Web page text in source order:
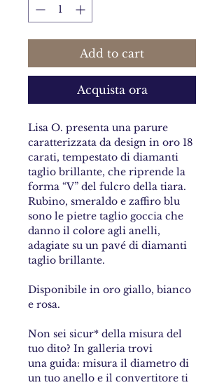
Add to cart
Acquista ora
Lisa O. presenta una parure
caratterizzata da design in oro 18
carati, tempestato di diamanti
taglio brillante, che riprende la
forma “V” del fulcro della tiara.
Rubino, smeraldo e zaffiro blu
sono le pietre taglio goccia che
danno il colore agli anelli,
adagiate su un pavé di diamanti
taglio brillante.
Disponibile in oro giallo, bianco
e rosa.
Non sei sicur* della misura del
tuo dito? In galleria trovi
una guida: misura il diametro di
un tuo anello e il convertitore ti